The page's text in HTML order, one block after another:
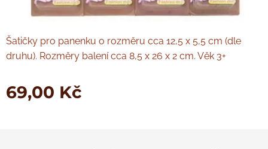
Šatičky pro panenku o rozměru cca 12,5 x 5,5 cm (dle
druhu). Rozměry balení cca 8,5 x 26 x 2 cm. Věk 3+
69,00 Kč